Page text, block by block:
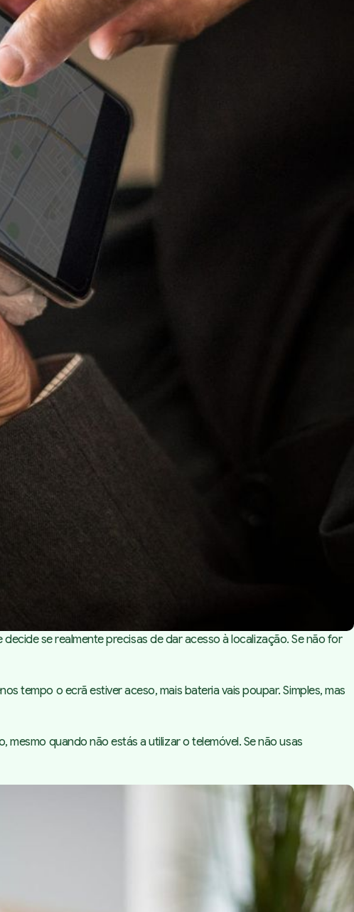
se realmente precisas de dar acesso à localização. Se não for
tempo o ecrã estiver aceso, mais bateria vais poupar. Simples, mas
quando não estás a utilizar o telemóvel. Se não usas